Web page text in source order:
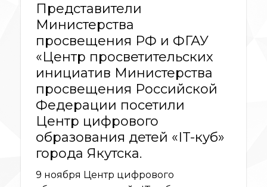
Представители
Министерства
просвещения РФ и ФГАУ
«Центр просветительских
инициатив Министерства
просвещения Российской
Федерации посетили
Центр цифрового
образования детей «IT-куб»
города Якутска.
9 ноября Центр цифрового